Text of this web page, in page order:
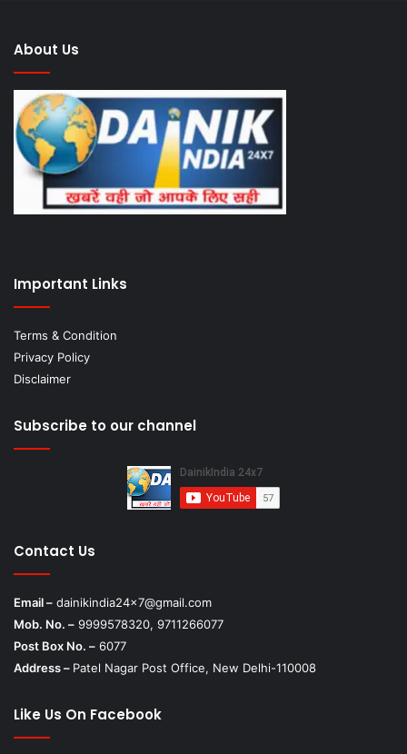
About Us
Important Links
Terms & Condition
Privacy Policy
Disclaimer
Subscribe to our channel
Contact Us
Email – dainikindia24x7@gmail.com
Mob. No. – 9999578320, 9711266077
Post Box No. – 6077
Address – Patel Nagar Post Office, New Delhi-110008
Like Us On Facebook